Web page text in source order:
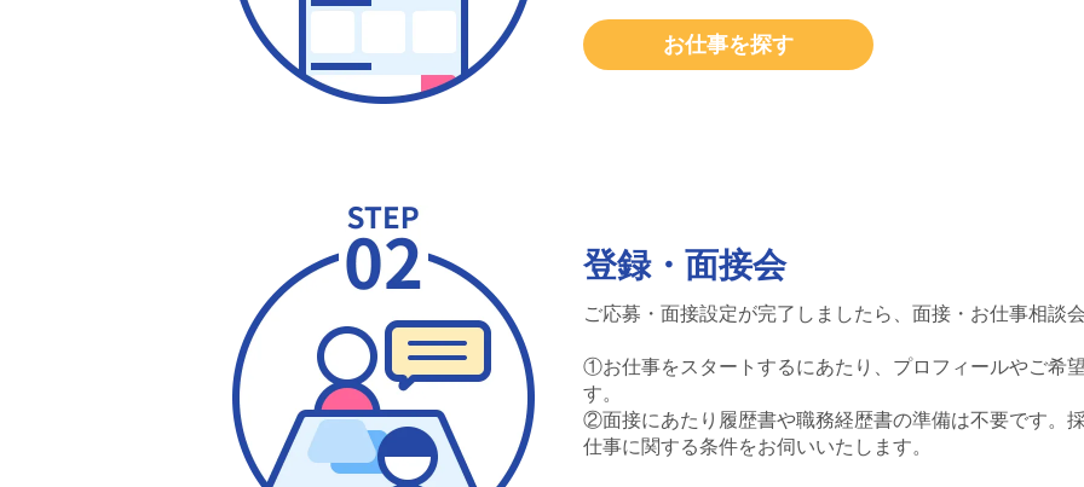
お仕事を探す
登録・面接会
ご応募・面接設定が完了しましたら、面接・お仕事相談
①お仕事をスタートするにあたり、プロフィールやご希
す。
②面接にあたり履歴書や職務経歴書の準備は不要です。
仕事に関する条件をお伺いいたします。